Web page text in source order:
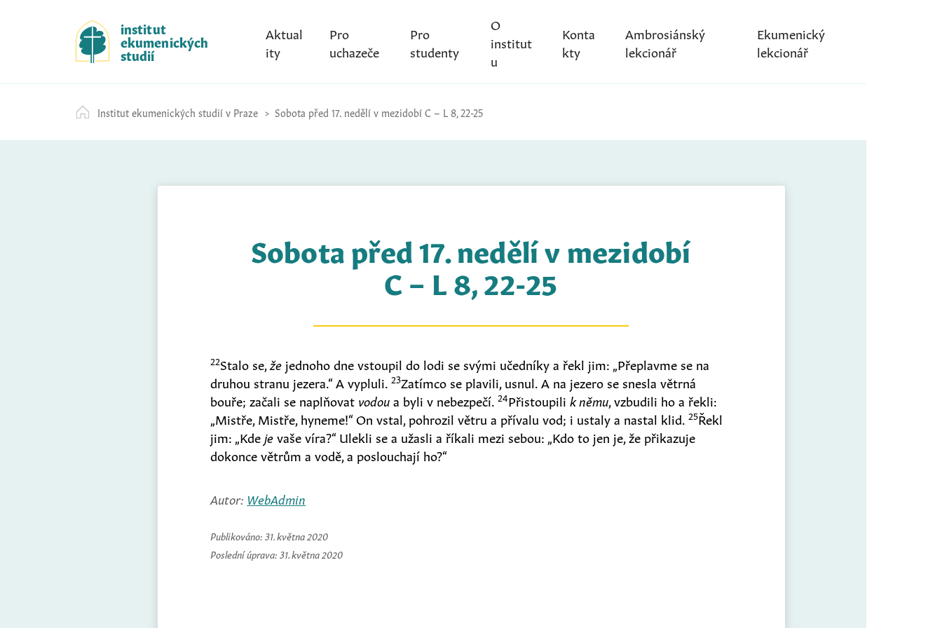
k
i
p
t
c
o
institut
ekumenických
studií
Aktual
ity
Pro
uchazeče
Pro
studenty
O
institut
u
Konta
kty
Ambrosiánský
lekcionář
Ekumenický
lekcionář
Institut ekumenických studií v Praze Sobota před 17. nedělí v mezidobí C – L 8, 22-25
Sobota před 17. nedělí v mezidobí
C – L 8, 22-25
22Stalo se, že jednoho dne vstoupil do lodi se svými učedníky a řekl jim: „Přeplavme se na
druhou stranu jezera.“ A vypluli.23Zatímco se plavili, usnul. A na jezero se snesla větrná
bouře; začali se naplňovat vodoua byli v nebezpečí.24Přistoupili k němu, vzbudili ho a řekli:
„Mistře, Mistře, hyneme!“ On vstal, pohrozil větru a přívalu vod; i ustaly a nastal klid.25Řekl
jim: „Kde jevaše víra?“ Ulekli se a užasli a říkali mezi sebou: „Kdo to jen je, že přikazuje
dokonce větrům a vodě, a poslouchají ho?“
Autor: WebAdmin
Publikováno: 31. května 2020
Poslední úprava: 31. května 2020